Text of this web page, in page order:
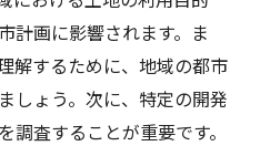
計画に影響されます。ま
解するために、地域の都市
しょう。次に、特定の開発
査することが重要です。